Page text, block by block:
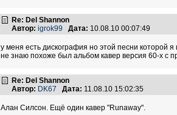
Re: Del Shannon
Автор: igrok99 Дата: 10.08.10 00:07:49
у меня есть дискография но этой песни которой
не знаю похоже был альбом кавер версия 60-х с
Re: Del Shannon
Автор: DK67 Дата: 11.08.10 15:02:35
Алан Силсон. Ещё один кавер "Runaway".